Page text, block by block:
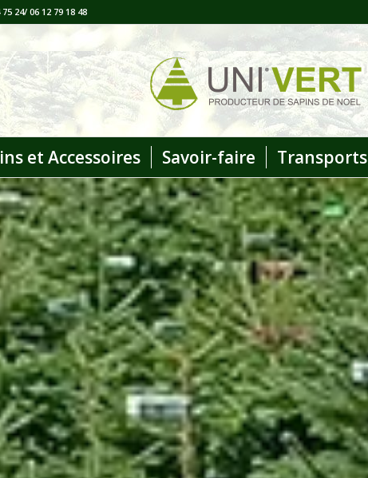
24/ 06 12 79 18 48
et Accessoires Savoir-faire Transports